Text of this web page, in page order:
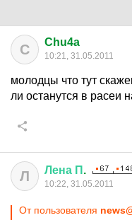
C Chu4a
10:21, 31.05.2011
молодцы что тут
ли останутся в расеи
Л Лена П .
10:22, 31.05.2011
От пользователя